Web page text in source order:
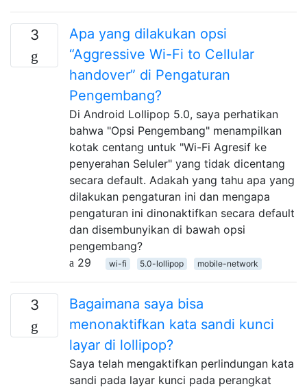
3
Apa yang dilakukan opsi
“Aggressive Wi-Fi to Cellular
handover” di Pengaturan
Pengembang?
Di Android Lollipop 5.0, saya perhatikan
bahwa "Opsi Pengembang" menampilkan
kotak centang untuk "Wi-Fi Agresif ke
penyerahan Seluler" yang tidak dicentang
secara default. Adakah yang tahu apa yang
dilakukan pengaturan ini dan mengapa
pengaturan ini dinonaktifkan secara default
dan disembunyikan di bawah opsi
pengembang?
29
wi-fi 5.0-lollipop mobile-network
3
Bagaimana saya bisa
menonaktifkan kata sandi kunci
layar di lollipop?
Saya telah mengaktifkan perlindungan kata
sandi pada layar kunci pada perangkat